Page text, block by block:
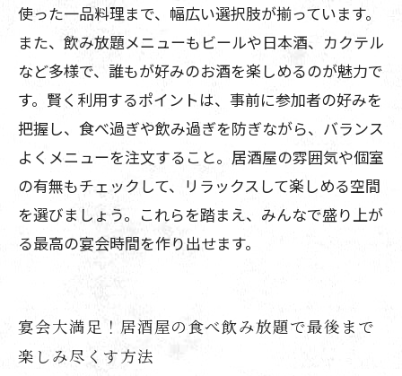
使った一品料理まで、幅広い選択肢が揃っています。
また、飲み放題メニューもビールや日本酒、カクテル
など多様で、誰もが好みのお酒を楽しめるのが魅力で
す。賢く利用するポイントは、事前に参加者の好みを
把握し、食べ過ぎや飲み過ぎを防ぎながら、バランス
よくメニューを注文すること。居酒屋の雰囲気や個室
の有無もチェックして、リラックスして楽しめる空間
を選びましょう。これらを踏まえ、みんなで盛り上が
る最高の宴会時間を作り出せます。
宴会大満足！居酒屋の食べ飲み放題で最後まで
楽しみ尽くす方法